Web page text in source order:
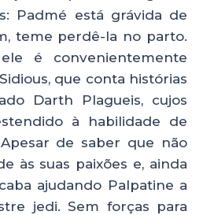
Padmé está grávida de
teme perdê-la no parto.
é convenientemente
que conta histórias
Darth Plagueis, cujos
à habilidade de
de saber que não
às suas paixões e, ainda
ajudando Palpatine a
jedi. Sem forças para